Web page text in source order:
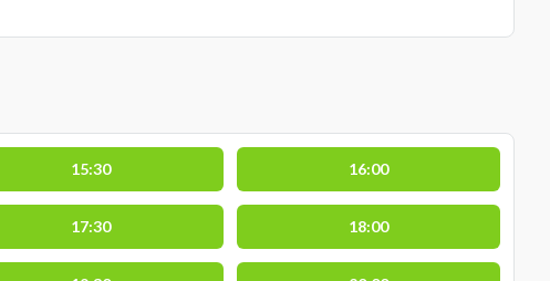
15:30 16:00
17:30 18:00